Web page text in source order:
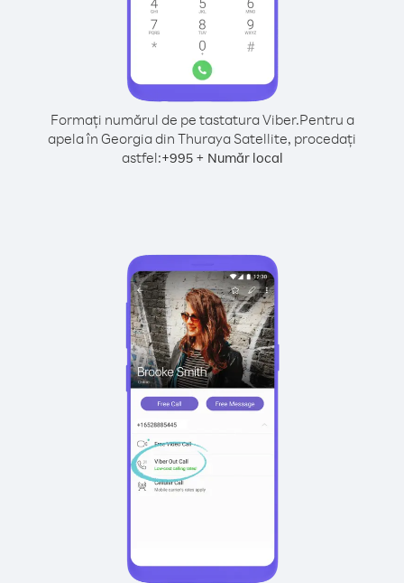
Formați numărul de pe tastatura Viber.Pentru a
apela în Georgia din Thuraya Satellite, procedați
astfel:+995+ Număr local